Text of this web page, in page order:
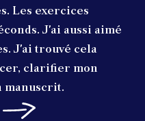
Les exercices
J'ai aussi aimé
J'ai trouvé cela
clarifier mon
manuscrit.